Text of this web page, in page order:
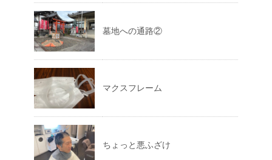
墓地への通路②
マクスフレーム
ちょっと悪ふざけ